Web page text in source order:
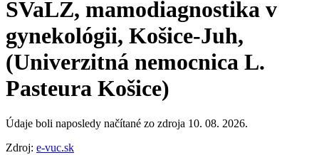
SVaLZ, mamodiagnostika v
gynekológii, Košice-Juh,
(Univerzitná nemocnica L.
Pasteura Košice)
Údaje boli naposledy načítané zo zdroja 10. 08. 2026.
Zdroj: e-vuc.sk